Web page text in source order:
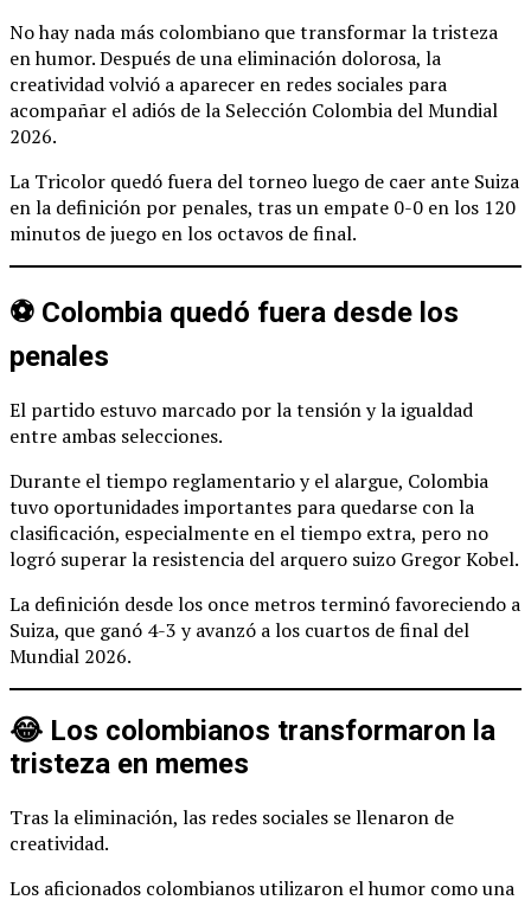
No hay nada más colombiano que transformar la tristeza
en humor. Después de una eliminación dolorosa, la
creatividad volvió a aparecer en redes sociales para
acompañar el adiós de la Selección Colombia del Mundial
2026.
La Tricolor quedó fuera del torneo luego de caer ante Suiza
en la definición por penales, tras un empate 0-0 en los 120
minutos de juego en los octavos de final.
⚽ Colombia quedó fuera desde los
penales
El partido estuvo marcado por la tensión y la igualdad
entre ambas selecciones.
Durante el tiempo reglamentario y el alargue, Colombia
tuvo oportunidades importantes para quedarse con la
clasificación, especialmente en el tiempo extra, pero no
logró superar la resistencia del arquero suizo Gregor Kobel.
La definición desde los once metros terminó favoreciendo a
Suiza, que ganó 4-3 y avanzó a los cuartos de final del
Mundial 2026.
😂 Los colombianos transformaron la
tristeza en memes
Tras la eliminación, las redes sociales se llenaron de
creatividad.
Los aficionados colombianos utilizaron el humor como una